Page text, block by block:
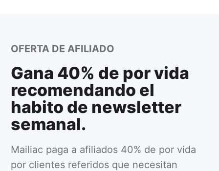
OFERTA DE AFILIADO
Gana 40% de por vida
recomendando el
habito de newsletter
semanal.
Mailiac paga a afiliados 40% de por vida
por clientes referidos que necesitan